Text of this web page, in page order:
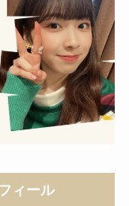
ィール